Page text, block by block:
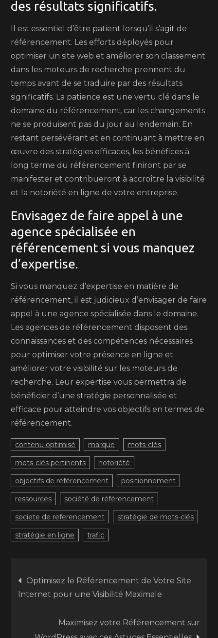
des résultats significatifs.
Il est essentiel d’être patient lorsqu’il s’agit de
référencement. Les efforts déployés pour
optimiser un site web et améliorer son classement
dans les moteurs de recherche prennent du
temps avant de se traduire par des résultats
significatifs. La patience est une vertu clé dans le
domaine du référencement, car les changements
ne se produisent pas du jour au lendemain. En
restant persévérant et en continuant à mettre en
œuvre des stratégies efficaces, les bénéfices à
long terme du référencement finiront par se
manifester et contribueront à accroître la visibilité
et la notoriété en ligne de votre entreprise.
Envisagez de faire appel à une
agence spécialisée en
référencement si vous manquez
d’expertise.
Si vous manquez d’expertise en matière de
référencement, il est judicieux d’envisager de faire
appel à une agence spécialisée dans le domaine.
Les agences de référencement disposent des
connaissances et des compétences nécessaires
pour optimiser votre présence en ligne et
améliorer votre visibilité sur les moteurs de
recherche. Leur expertise vous permettra de
bénéficier d’une stratégie personnalisée et
efficace pour atteindre vos objectifs en termes de
référencement.
contenu optimisé marque mots-clés
mots-clés pertinents notoriété
objectifs de référencement positionnement
ressources société de référencement
societe de referencement stratégie de mots-clés
stratégie en ligne trafic
Navigation
de
l’article
Optimisez le Référencement de Votre Site
Internet pour une Visibilité Maximale
Maximisez votre Référencement sur